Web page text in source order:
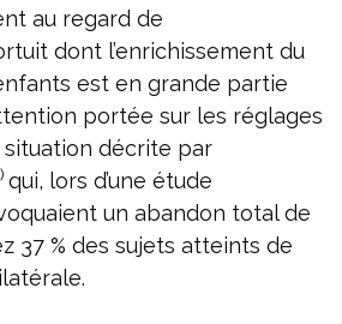
au regard de
dont l’enrichissement du
est en grande partie
portée sur les réglages
décrite par
qui, lors d’une étude
un abandon total de
37 % des sujets atteints de